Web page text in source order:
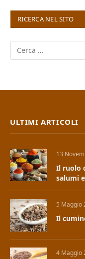
RICERCA NEL SITO
ULTIMI ARTICOLI
13
Il ruolo
salumi
5 Maggio
Il
4 Maggio